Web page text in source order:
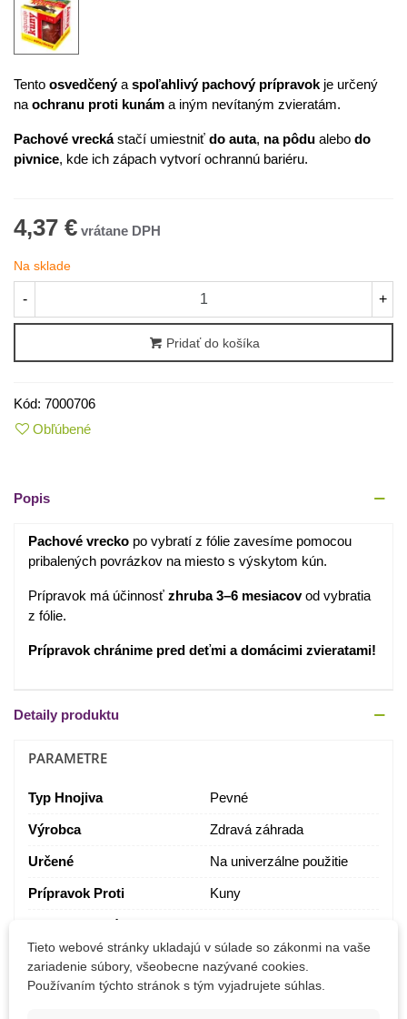
Tento osvedčenýa spoľahlivý pachový prípravok je určený
na ochranu proti kunám a iným nevítaným zvieratám.
Pachové vreckástačí umiestniť do auta, na pôdu alebo do
pivnice, kde ich zápach vytvorí ochrannú bariéru.
4,37 €
Na sklade
- +
Pridať do košíka
Kód: 7000706
Obľúbené
Popis
Pachové vrecko po vybratí z fólie zavesíme pomocou
pribalených povrázkov na miesto s výskytom kún.
Prípravok má účinnosť zhruba 3–6 mesiacovod vybratia
z fólie.
Prípravok chránime pred deťmi a domácimi zvieratami!
Detaily produktu
PARAMETRE
Typ Hnojiva Pevné
Výrobca Zdravá záhrada
Určené Na univerzálne použitie
Prípravok Proti Kuny
Na Ekologické Pestovanie
KONKRÉTNE ODKAZY
ean138595618405948
Tieto webové stránky ukladajú v súlade so zákonmi na vaše
zariadenie súbory, všeobecne nazývané cookies.
Používaním týchto stránok s tým vyjadrujete súhlas.